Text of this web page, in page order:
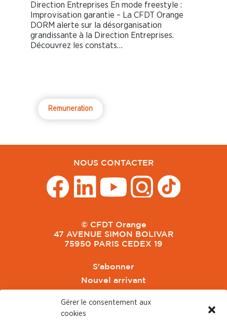
Gérer le consentement aux
cookies
Direction Entreprises En mode freestyle :
Improvisation garantie – La CFDT Orange
DORM alerte sur la désorganisation
grandissante à la Direction Entreprises.
Découvrez les constats…
Remuneration
NOUS CONTACTER
© CFDT Orange
47 AVENUE SIMON BOLIVAR
75950 PARIS CEDEX 19
S'abonner
Nouvel arrivant